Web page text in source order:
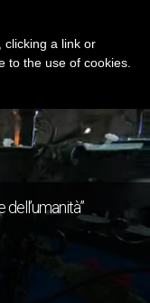
clicking a link or
to the use of cookies.